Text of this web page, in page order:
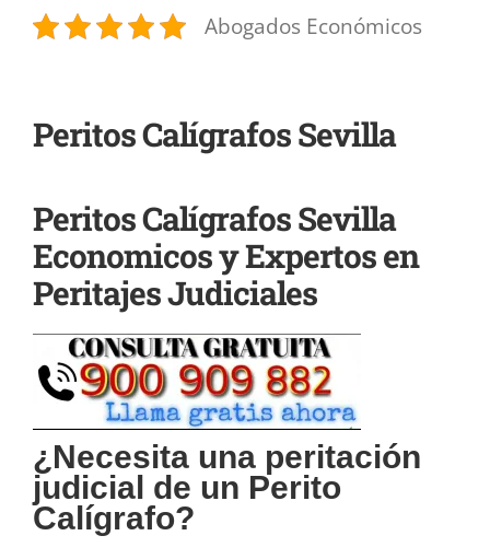
Abogados Económicos
Peritos Calígrafos Sevilla
Peritos Calígrafos Sevilla
Economicos y Expertos en
Peritajes Judiciales
¿Necesita una peritación
judicial de un Perito
Calígrafo?